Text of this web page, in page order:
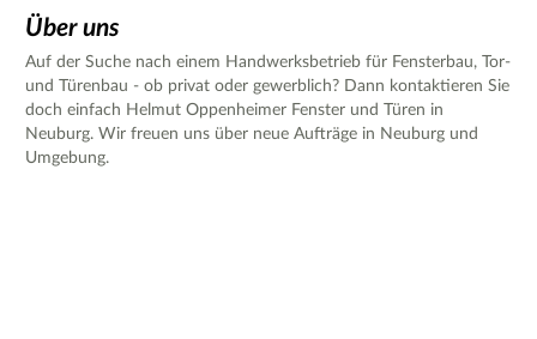
Über uns
Auf der Suche nach einem Handwerksbetrieb für Fensterbau, Tor-
und Türenbau - ob privat oder gewerblich? Dann kontaktieren Sie
doch einfach Helmut Oppenheimer Fenster und Türen in
Neuburg. Wir freuen uns über neue Aufträge in Neuburg und
Umgebung.